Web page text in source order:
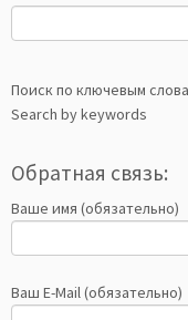
Поиск по ключевым
Search by keywords
Обратная связь:
Ваше имя (обязательно)
Ваш E-Mail (обязательно)